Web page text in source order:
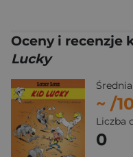
Oceny i recenzje
Lucky
~ /
Liczba
0